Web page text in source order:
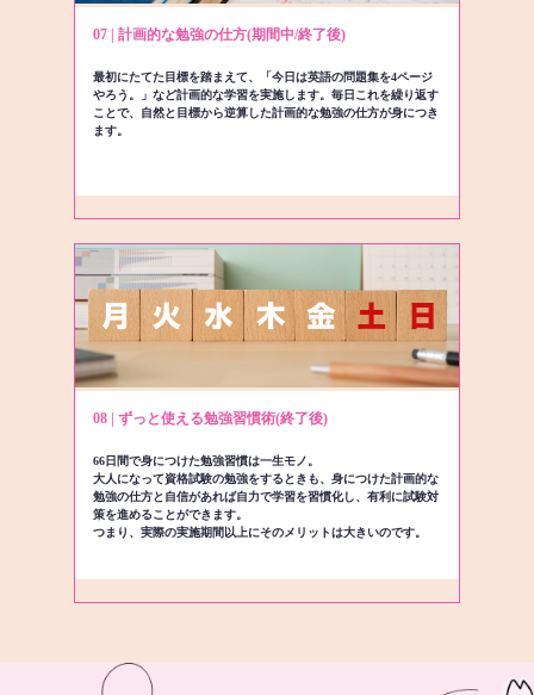
07 | 計画的な勉強の仕方(期間中/終了後)
最初にたてた目標を踏まえて、「今日は英語の問題集を4ページ
やろう。」など計画的な学習を実施します。毎日これを繰り返す
ことで、自然と目標から逆算した計画的な勉強の仕方が身につき
ます。
08 | ずっと使える勉強習慣術(終了後)
66日間で身につけた勉強習慣は一生モノ。
大人になって資格試験の勉強をするときも、身につけた計画的な
勉強の仕方と自信があれば自力で学習を習慣化し、有利に試験対
策を進めることができます。
つまり、実際の実施期間以上にそのメリットは大きいのです。